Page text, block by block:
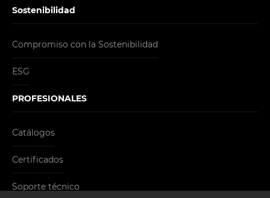
Sostenibilidad
Compromiso con la Sostenibilidad
ESG
PROFESIONALES
Catálogos
Certificados
Soporte técnico